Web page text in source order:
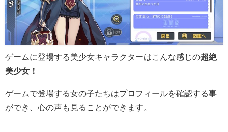
ゲームに登場する美少女キャラクターはこんな感じの超絶
美少女！
ゲームで登場する女の子たちはプロフィールを確認する事
ができ、心の声も見ることができます。